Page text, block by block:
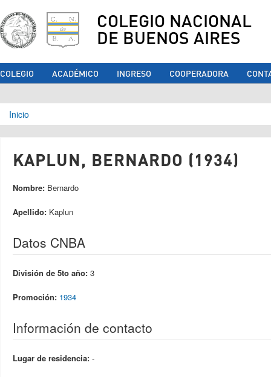
COLEGIO NACIONAL
DE BUENOS AIRES
COLEGIO ACADÉMICO INGRESO COOPERADORA
Se encuentra usted aquí
Inicio
KAPLUN, BERNARDO (1934)
Nombre: Bernardo
Apellido: Kaplun
Datos CNBA
División de 5to año: 3
Promoción: 1934
Información de contacto
Lugar de residencia: -